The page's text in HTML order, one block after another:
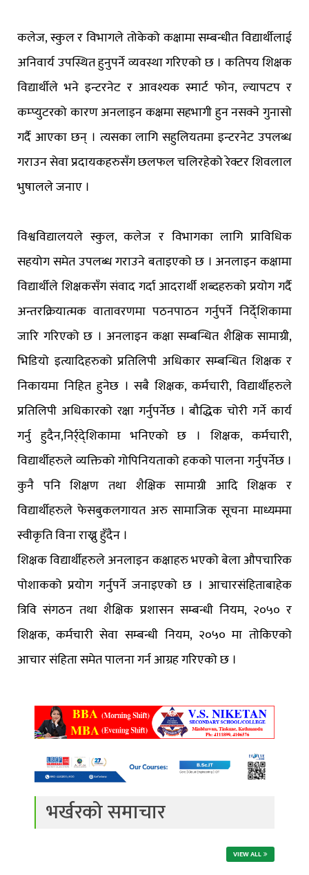
कलेज, स्कुल र विभागले तोकेको कक्षामा सम्बन्धीत विद्यार्थीलाई
अनिवार्य उपस्थित हुनुपर्ने व्यवस्था गरिएको छ । कतिपय शिक्षक
विद्यार्थीले भने इन्टरनेट र आवश्यक स्मार्ट फोन, ल्यापटप र
कम्प्युटरको कारण अनलाइन कक्षमा सहभागी हुन नसक्ने गुनासो
गर्दै आएका छन् । त्यसका लागि सहुलियतमा इन्टरनेट उपलब्ध
गराउन सेवा प्रदायकहरुसँग छलफल चलिरहेको रेक्टर शिवलाल
भुषालले जनाए ।
विश्वविद्यालयले स्कुल, कलेज र विभागका लागि प्राविधिक
सहयोग समेत उपलब्ध गराउने बताइएको छ । अनलाइन कक्षामा
विद्यार्थीले शिक्षकसँग संवाद गर्दा आदरार्थी शब्दहरुको प्रयोग गर्दै
अन्तरक्रियात्मक वातावरणमा पठनपाठन गर्नुपर्ने निर्दे्शिकामा
जारि गरिएको छ । अनलाइन कक्षा सम्बन्धित शैक्षिक सामाग्री,
भिडियो इत्यादिहरुको प्रतिलिपी अधिकार सम्बन्धित शिक्षक र
निकायमा निहित हुनेछ । सबै शिक्षक, कर्मचारी, विद्यार्थीहरुले
प्रतिलिपी अधिकारको रक्षा गर्नुपर्नेछ । बौद्धिक चोरी गर्ने कार्य
गर्नु हुदैन,निर्र्दे्शिकामा भनिएको छ । शिक्षक, कर्मचारी,
विद्यार्थीहरुले व्यक्तिको गोपिनियताको हकको पालना गर्नुपर्नेछ ।
कुनै पनि शिक्षण तथा शैक्षिक सामाग्री आदि शिक्षक र
विद्यार्थीहरुले फेसबुकलगायत अरु सामाजिक सूचना माध्यममा
स्वीकृति विना राख्नु हुँदैन ।
शिक्षक विद्यार्थीहरुले अनलाइन कक्षाहरु भएको बेला औपचारिक
पोशाकको प्रयोग गर्नुपर्ने जनाइएको छ । आचारसंहिताबाहेक
त्रिवि संगठन तथा शैक्षिक प्रशासन सम्बन्धी नियम, २०५० र
शिक्षक, कर्मचारी सेवा सम्बन्धी नियम, २०५० मा तोकिएको
आचार संहिता समेत पालना गर्न आग्रह गरिएको छ ।
भर्खरको समाचार
VIEW ALL